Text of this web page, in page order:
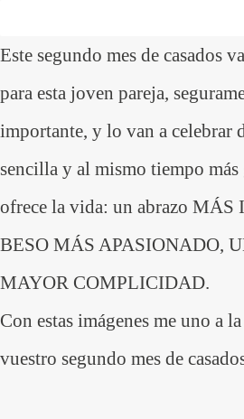
Este segundo mes de casados
para esta joven pareja,
importante, y lo van a celebrar
sencilla y al mismo tiempo más
ofrece la vida: un abrazo MÁS
BESO MÁS APASIONADO,
MAYOR COMPLICIDAD.
Con estas imágenes me uno a
vuestro segundo mes de